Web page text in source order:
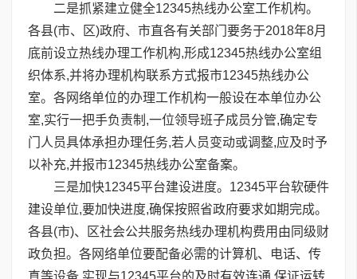
二是抓紧建立健全12345热线办公室工作机构。
各县(市、区)政府、市直各有关部门要务于2018年8月
底前设立热线办理工作机构,形成12345热线办公室组
织体系,并将办理机构联系方式报市12345热线办公
室。各网络单位的办理工作机构一般设在本单位办公
室,实行一把手负责制,一位领导班子成员分管,确定专
门人员具体承担办理任务,若人员变动或调整,应及时予
以补充,并报市12345热线办公室备案。
三是加快12345平台建设进度。12345平台软硬件
建设单位,要加快进度,确保按照省政府要求如期完成。
各县(市)、区社会公共服务热线办理机构费用由同级财
政负担。各网络单位要配备必需的计算机、电话、传